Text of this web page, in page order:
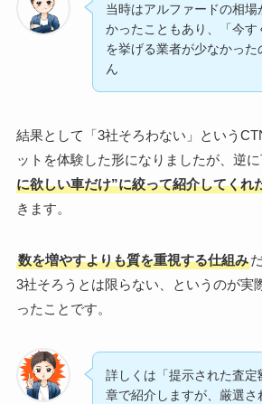
当時はアルファードの相場
かったこともあり、「今す
を挙げる業者が少なかっ
ん
結果として「3社そろわない」という
ットを体験した形になりましたが、逆に
に欲しい車だけ”に絞って紹介してくれ
きます。
数を増やすよりも質を重視する仕組み
3社そろうとは限らない、というのが実
ったことです。
詳しくは「提示された査定
章で紹介しますが、厳選さ